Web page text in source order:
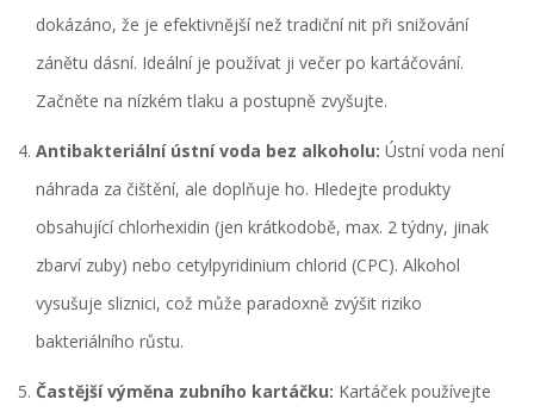
dokázáno, že je efektivnější než tradiční nit při snižování
zánětu dásní. Ideální je používat ji večer po kartáčování.
Začněte na nízkém tlaku a postupně zvyšujte.
Antibakteriální ústní voda bez alkoholu: Ústní voda není
náhrada za čištění, ale doplňuje ho. Hledejte produkty
obsahující chlorhexidin (jen krátkodobě, max. 2 týdny, jinak
zbarví zuby) nebo cetylpyridinium chlorid (CPC). Alkohol
vysušuje sliznici, což může paradoxně zvýšit riziko
bakteriálního růstu.
Častější výměna zubního kartáčku: Kartáček používejte